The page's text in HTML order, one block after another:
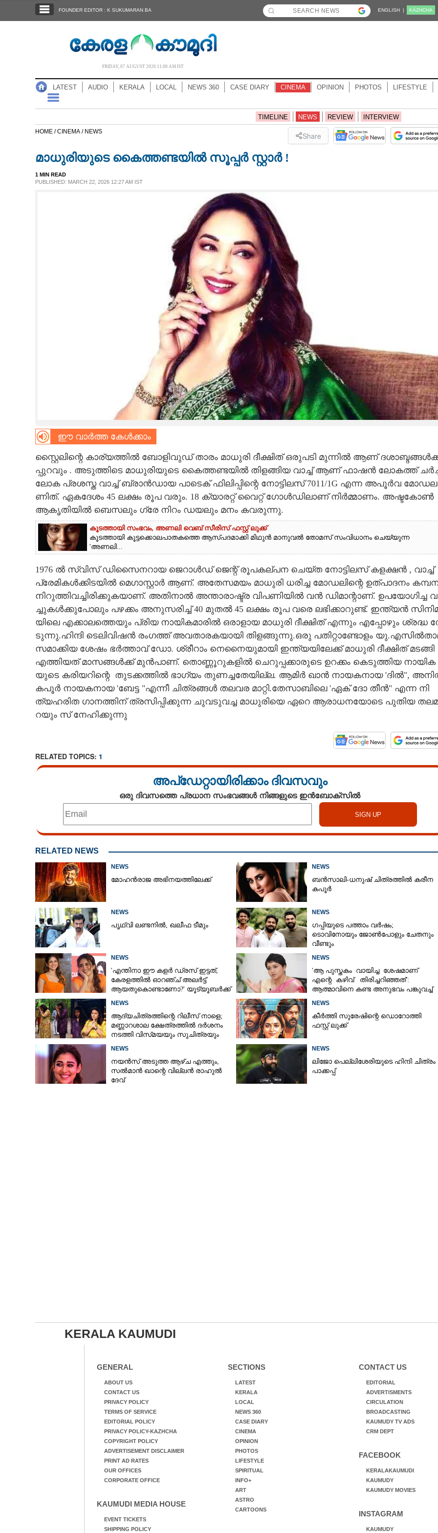
NOTIFIED NEWS
CARTOONS
LITERATURE
CONTACT US
FOUNDER EDITOR : K SUKUMARAN BA ENGLISH | KĀZHCHA
FRIDAY, 07 AUGUST 2026 11.08 AM IST
LATEST AUDIO KERALA LOCAL NEWS 360 CASE DIARY CINEMA OPINION PHOTOS LIFESTYLE
TIMELINE NEWS REVIEW INTERVIEW
HOME /CINEMA / NEWS Share
മാധുരിയുടെ കൈത്തണ്ടയിൽ സൂപ്പർ സ്റ്റാർ !
1 MIN READ
PUBLISHED: MARCH 22, 2026 12:27 AM IST
ഈ വാർത്ത കേൾക്കാം
സ്റ്റൈ​ലി​ന്റെ​ ​കാ​ര്യ​ത്തി​ൽ​ ​ബോ​ളി​വു​ഡ് ​താ​രം​ ​മാ​ധു​രി​ ​ദീ​ക്ഷി​ത് ​ഒ​രു​പ​ടി​ ​മു​ന്നി​ൽ​ ​ആ​ണ്
പ്പു​റ​വും​ .​ ​അ​ടു​ത്തി​ടെ​ ​മാ​ധു​രി​യു​ടെ​ ​കൈ​ത്ത​ണ്ട​യി​ൽ​ ​തി​ള​ങ്ങി​യ​ ​വാ​ച്ച് ​ആ​ണ് ​ഫാ​ഷ​ൻ​ ​ലോ​ക​ത്ത്
​ലോ​ക​ ​പ്ര​ശ​സ്ത​ ​വാ​ച്ച് ​ബ്രാ​ൻ​ഡാ​യ​ ​പാ​ടെ​ക് ​ഫി​ലി​പ്പി​ന്റെ​ ​നോ​ട്ടി​ല​സ് 7011​/1​G​ ​എ​ന്ന​ ​അ​പൂ​ർ​വ​
ണി​ത്.​ ​ഏ​ക​ദേ​ശം​ 45​ ​ല​ക്ഷം​ ​രൂ​പ​ ​വ​രും.​ 18​ ​ക്യാ​ര​റ്റ് ​വൈ​റ്റ് ​ഗോ​ൾ​ഡി​ലാ​ണ് ​നി​ർ​മ്മാ​ണം.​ ​അ​ഷ്ട​കോ​ൺ​ ​
ആ​കൃ​തി​യി​ൽ​ ​ബെ​സ​ലും​ ​ഗ്രേ​ ​നി​റം​ ​ഡ​യ​ലും​ ​മ​നം​ ​ക​വ​രു​ന്നു.
കൂടത്തായി സംഭവം, അണലി വെബ് സീരിസ് ഫസ്റ്റ് ലുക്ക്
കൂടത്തായി കൂട്ടക്കൊലപാതകത്തെ ആസ്‌പദമാക്കി മിഥുൻ മാനുവൽ തോമസ് സംവിധാനം ചെയ്യുന്ന
'അണലി...
1976​ ​ൽ​ ​സ്വി​സ് ​ഡി​സൈ​ന​റാ​യ​ ​ജെ​റാ​ൾ​ഡ് ​ജെ​ന്റ് ​രൂ​പ​ക​ല്പ​ന​ ​ചെ​യ്ത​ ​നോ​ട്ടി​ല​സ് ​ക​ള​ക്ഷ​ൻ​ ,​ ​വാ​ച്ച് ​
പ്രേ​മി​ക​ൾ​ക്കി​ട​യി​ൽ​ ​മെ​ഗാ​സ്റ്റാ​ർ​ ​ആ​ണ്.​ ​അ​തേ​സ​മ​യം​ ​മാ​ധു​രി​ ​ധ​രി​ച്ച​ ​മോ​ഡ​ലി​ന്റെ​ ​ഉ​ത്പാ​ദ​നം​
നി​റു​ത്തി​വ​ച്ചി​രി​ക്കു​ക​യാ​ണ്.​ ​അ​തി​നാ​ൽ​ ​അ​ന്താ​രാ​ഷ്ട്ര​ ​വി​പ​ണി​യി​ൽ​ ​വ​ൻ​ ​ഡി​മാ​ന്റാ​ണ്.​ ​ഉ​പ​യോ​ഗി​ച്ച​
ച്ചു​ക​ൾ​ക്കു​പോ​ലും​ ​പ​ഴ​ക്കം​ ​അ​നു​സ​രി​ച്ച് 40​ ​മു​ത​ൽ​ 45​ ​ല​ക്ഷം​ ​രൂ​പ​ ​വ​രെ​ ​ല​ഭി​ക്കാ​റു​ണ്ട്.​ ​ഇ​ന്ത്യ​ൻ​
യി​ലെ​ ​എ​ക്കാ​ല​ത്തെ​യും​ ​പ്രി​യ​ ​നാ​യി​ക​മാ​രി​ൽ​ ​ഒ​രാ​ളാ​യ​ ​മാ​ധു​രി​ ​ദീ​ക്ഷി​ത് ​എ​ന്നും​ ​എ​പ്പോ​ഴും​ ​ശ്ര​ദ്ധ​
ടു​ന്നു.​ഹി​ന്ദി​ ​ടെ​ലി​വി​ഷ​ൻ​ ​രം​ഗ​ത്ത് ​അ​വ​താ​ര​ക​യാ​യി​ ​തി​ള​ങ്ങു​ന്നു.​ഒ​രു​ ​പ​തി​റ്റാ​ണ്ടോ​ളം​
സ​മാ​ക്കി​യ​ ​ശേ​ഷം​ ​ഭ​ർ​ത്താ​വ് ​ഡോ.​ ​ശ്രീ​റാം​ ​നെ​നൈ​യു​മാ​യി ഇ​ന്ത്യ​യി​ലേ​ക്ക് മാ​ധു​രി​ ​ദീ​ക്ഷി​ത് മ​ട​ങ്ങി​ ​
എ​ത്തി​യ​ത് ​മാ​സ​ങ്ങ​ൾ​ക്ക് ​മു​ൻ​പാ​ണ്.​ ​തൊ​ണ്ണൂ​റു​ക​ളി​ൽ​ ​ചെ​റു​പ്പ​ക്കാ​രു​ടെ​ ​ഉ​റ​ക്കം​ ​കെ​ടു​ത്തി​യ​ ​നാ​യി​ക​
യു​ടെ​ ​ക​രി​യറി​ന്റെ ​ ​തു​ട​ക്ക​ത്തി​ൽ​ ​ഭാ​ഗ്യം​ ​തു​ണ​ച്ച​തേ​യി​ല്ല.​ ​ആ​മി​ർ​ ​ഖാ​ൻ​ ​നാ​യ​ക​നാ​യ​ ​'ദി​ൽ",​
​ക​പൂ​ർ​ ​നാ​യ​ക​നാ​യ​ ​'ബേ​ട്ട​ "​എ​ന്നീ ചി​ത്ര​ങ്ങ​ൾ​ ​ത​ല​വ​ര​ ​മാ​റ്റി.​തേ​സാ​ബി​ലെ 'ഏ​ക് ​ദോ​ ​തീൻ" എ​ന്ന​ ​നി​
ത്യ​ഹ​രി​ത​ ​ഗാ​ന​ത്തി​ന് ​ത്ര​സി​പ്പി​ക്കു​ന്ന​ ​ചു​വ​ടു​വ​ച്ച മാ​ധു​രി​യെ​ ​ഏ​റെ​ ​ആ​രാ​ധ​ന​യോ​ടെ​ ​പു​തിയ
റ​യും​ ​സ് ​നേ​ഹി​ക്കു​ന്നു
RELATED TOPICS: 1
അപ്ഡേറ്റായിരിക്കാം ദിവസവും
ഒരു ദിവസത്തെ പ്രധാന സംഭവങ്ങൾ നിങ്ങളുടെ ഇൻബോക്സിൽ
RELATED NEWS
NEWS
മോഹൻരാജ അഭിനയത്തിലേക്ക്
NEWS
ബൻസാലി-ധനുഷ് ചിത്രത്തിൽ കരീന
കപൂർ
NEWS
പൃഥ്വി ലണ്ടനിൽ, ഖലീഫ ടീമും
NEWS
ഗപ്പിയുടെ പത്താം വർഷം;​
ടൊവിനോയും ജോൺപോളും ചേതനും
വീണ്ടും
NEWS
'എന്തിനാ ഈ കളർ ഡ്രസ് ഇട്ടത്,
കേരളത്തിൽ ഓറഞ്ച് അല‌ർട്ട്
ആയതുകൊണ്ടാണോ?' യൂട്യൂബർക്ക്
NEWS
'ആ പുസ്തകം വായിച്ച ശേഷമാണ്
എന്റെ കഴിവ് തിരിച്ചറിഞ്ഞത്':
ആത്മാവിനെ കണ്ട അനുഭവം പങ്കുവച്ച്
NEWS
ആദ്യചിത്രത്തിന്റെ റിലീസ് നാളെ;
മണ്ണാറശാല ക്ഷേത്രത്തിൽ ദർശനം
നടത്തി വിസ്‌മയയും സുചിത്രയും
NEWS
കീർത്തി സുരേഷിന്റെ ഡൊറോത്തി
ഫസ്റ്റ് ലുക്ക്
NEWS
നയൻസ് അടുത്ത ആഴ്ച എത്തും,
സൽമാൻ ഖാന്റെ വില്ലൻ രാഹുൽ
ദേവ്
NEWS
ലിജോ പെല്ലിശേരിയുടെ ഹിന്ദി ചിത്രം
പാക്കപ്പ്
KERALA KAUMUDI
GENERAL
ABOUT US
CONTACT US
PRIVACY POLICY
TERMS OF SERVICE
EDITORIAL POLICY
PRIVACY POLICY-KAZHCHA
COPYRIGHT POLICY
ADVERTISEMENT DISCLAIMER
PRINT AD RATES
OUR OFFICES
CORPORATE OFFICE
KAUMUDI MEDIA HOUSE
EVENT TICKETS
SHIPPING POLICY
SECTIONS
LATEST
KERALA
LOCAL
NEWS 360
CASE DIARY
CINEMA
OPINION
PHOTOS
LIFESTYLE
SPIRITUAL
INFO+
ART
ASTRO
CARTOONS
CONTACT US
EDITORIAL
ADVERTISMENTS
CIRCULATION
BROADCASTING
KAUMUDY TV ADS
CRM DEPT
FACEBOOK
KERALAKAUMUDI
KAUMUDY
KAUMUDY MOVIES
INSTAGRAM
KAUMUDY
മാധുരിയുടെ കൈത്തണ്ടയിൽ സൂപ്പർ
Share this link
Copy Link